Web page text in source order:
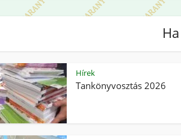
Hírek
Tankönyvosztás 2026